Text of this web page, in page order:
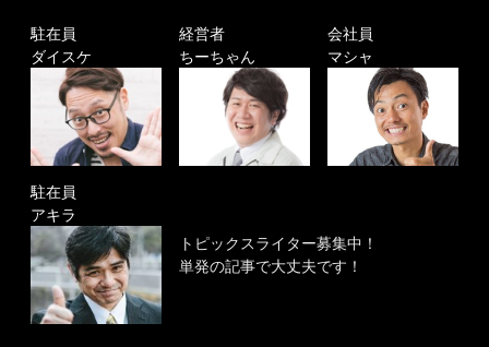
駐在員
ダイスケ
経営者
ちーちゃん
会社員
マシャ
駐在員
アキラ
トピックスライター募集中！
単発の記事で大丈夫です！